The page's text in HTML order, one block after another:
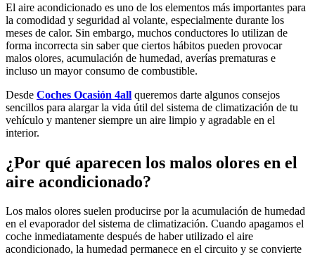
El aire acondicionado es uno de los elementos más importantes para
la comodidad y seguridad al volante, especialmente durante los
meses de calor. Sin embargo, muchos conductores lo utilizan de
forma incorrecta sin saber que ciertos hábitos pueden provocar
malos olores, acumulación de humedad, averías prematuras e
incluso un mayor consumo de combustible.
Desde Coches Ocasión 4all queremos darte algunos consejos
sencillos para alargar la vida útil del sistema de climatización de tu
vehículo y mantener siempre un aire limpio y agradable en el
interior.
¿Por qué aparecen los malos olores en el
aire acondicionado?
Los malos olores suelen producirse por la acumulación de humedad
en el evaporador del sistema de climatización. Cuando apagamos el
coche inmediatamente después de haber utilizado el aire
acondicionado, la humedad permanece en el circuito y se convierte